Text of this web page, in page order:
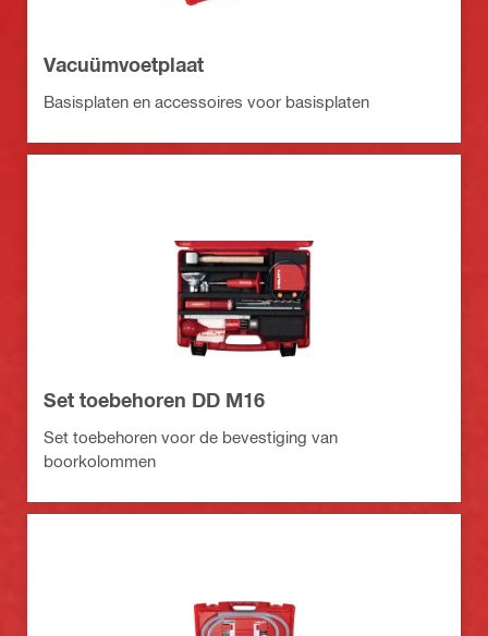
Vacuümvoetplaat
Basisplaten en accessoires voor basisplaten
Set toebehoren DD M16
Set toebehoren voor de bevestiging van
boorkolommen